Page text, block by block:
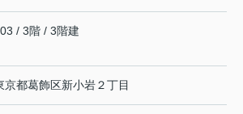
/ 3階 / 3階建
京都葛飾区新小岩２丁目